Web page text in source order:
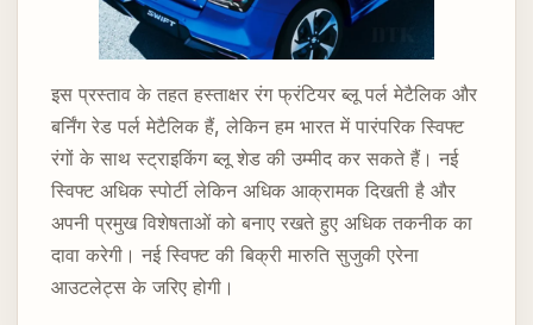
इस प्रस्ताव के तहत हस्ताक्षर रंग फ्रंटियर ब्लू पर्ल मेटैलिक और
बर्निंग रेड पर्ल मेटैलिक हैं, लेकिन हम भारत में पारंपरिक स्विफ्ट
रंगों के साथ स्ट्राइकिंग ब्लू शेड की उम्मीद कर सकते हैं। नई
स्विफ्ट अधिक स्पोर्टी लेकिन अधिक आक्रामक दिखती है और
अपनी प्रमुख विशेषताओं को बनाए रखते हुए अधिक तकनीक का
दावा करेगी। नई स्विफ्ट की बिक्री मारुति सुजुकी एरेना
आउटलेट्स के जरिए होगी।